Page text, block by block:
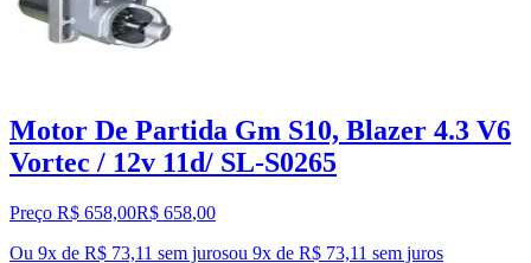
Motor De Partida Gm S10, Blazer 4.3 V6
Vortec / 12v 11d/ SL-S0265
Preço R$ 658,00R$ 658,00
Ou 9x de R$ 73,11 sem jurosou 9x de R$ 73,11 sem juros